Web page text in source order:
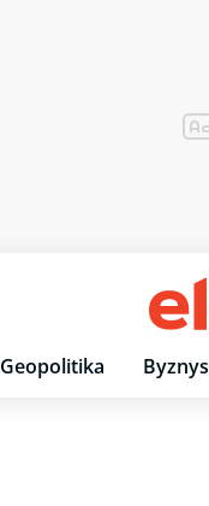
Geopolitika Byznys